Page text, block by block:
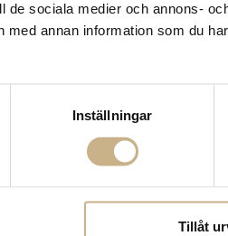
de sociala medier och annons-
med annan information som du
Inställningar
Tillåt